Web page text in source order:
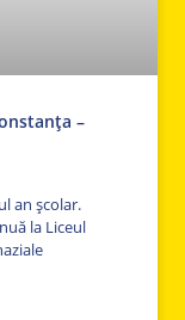
–
an școlar.
la Liceul